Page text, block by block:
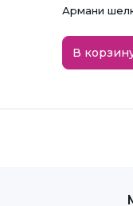
Армани
В